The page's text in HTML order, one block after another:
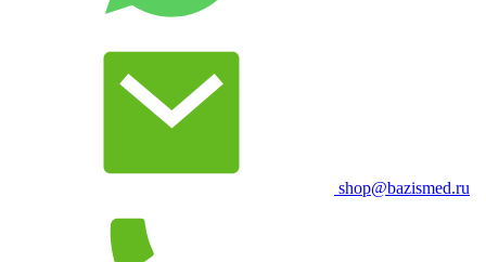
shop@bazismed.ru